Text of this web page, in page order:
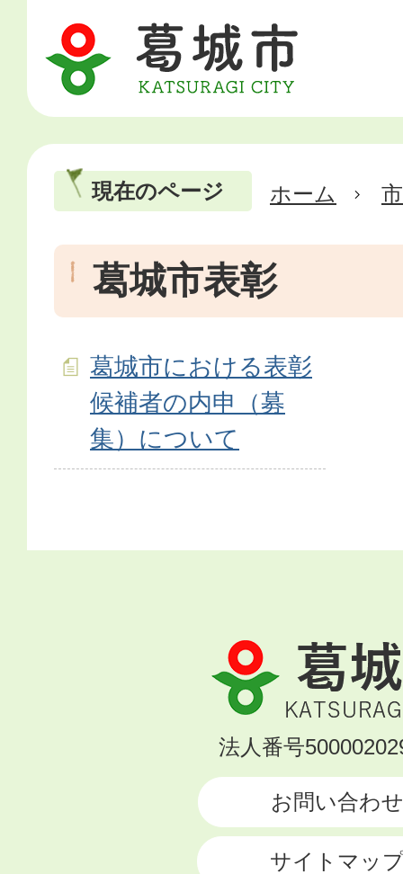
現在のページ ホーム
葛城市表彰
葛城市における表彰
候補者の内申（募
集）について
葛
城
市
KATSURAGI
法人番号
お問い合わせ
サイトマッ